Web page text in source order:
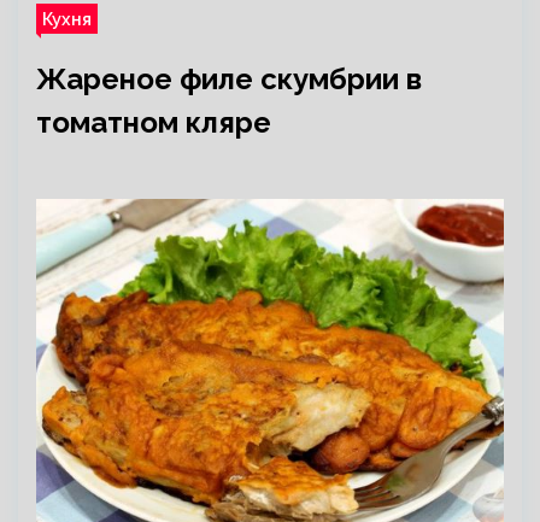
Кухня
Жареное филе скумбрии в
томатном кляре